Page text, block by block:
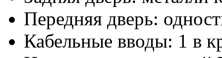
Передняя дверь:
Кабельные вводы: 1 в